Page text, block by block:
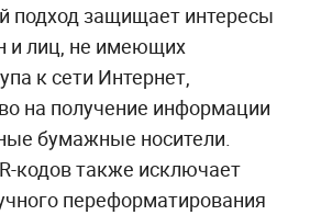
подход защищает интересы
и лиц, не имеющих
к сети Интернет,
на получение информации
бумажные носители.
кодов также исключает
переформатирования